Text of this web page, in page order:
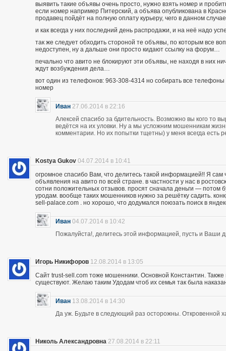
выявить такие объявы очень просто, нужно взять номер и
если номер например Питерский, а объява опубликована в
продавец пойдёт на полную оплату курьеру, чего в данном
и как всегда у них последний день распродажи, и на неё надо
так же следует обходить стороной те объявы, по которым все
недоступен, ну а дальше они просто кидают ссылку на форум…
печально что авито не блокируют эти объявы, не находя в них
ждут возбуждения дела…
вот один из телефонов: 963-308-4314 но собирать все
номер
Иван 27.06.2014 в 22:16
Алексей спасибо за бдительность. Возможно вы кого то
ведётся на их уловки. Ну а мы усложним мошенникам
комментарии. Но их попытки тщетны) у меня всегда есть
Kostya Gukov 04.07.2014 в 10:41
огромное спасибо Вам, что делитесь такой информацией!! Я
объявления на авито по всей стране. в частности у нас в
сотни положительных отзывов. просят сначала деньги — потом
уродам. вообще таких мошенников нужно за решётку садить.
sell-palace.com . но хорошо, что додумался поюзать поиск в
Иван 04.07.2014 в 10:42
Пожалуйста!, делитесь этой информацией, пусть и Ваши
Игорь Никифоров 12.08.2014 в 13:05
Сайт trust-sell.com тоже мошенники. Основной Константин.
существуют. Желаю таким Удодам чтоб их семья так была
Иван 13.08.2014 в 14:30
Да уж. Будьте в следующий раз осторожны. Откровенной
Николь Александровна 27.08.2014 в 22:11